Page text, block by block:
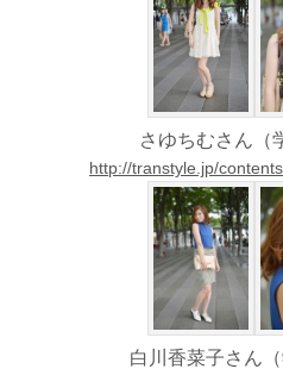
さゆちむさん（
http://transtyle.jp/
白川香菜子さん